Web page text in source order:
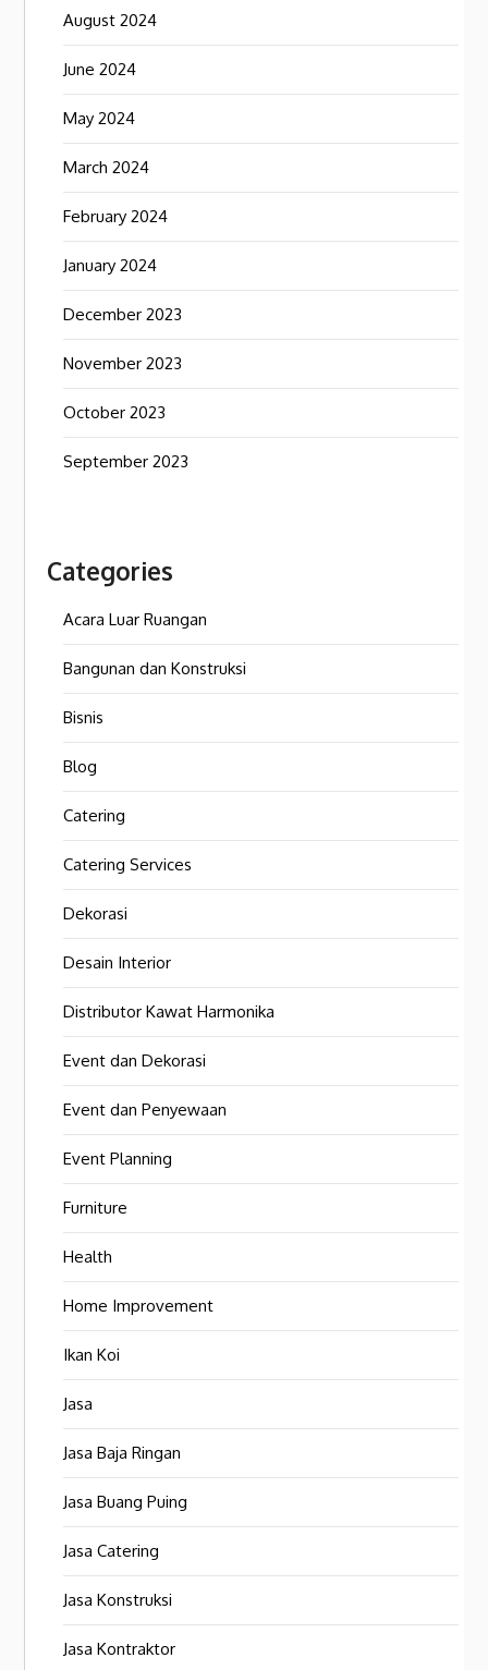
August 2024
June 2024
May 2024
March 2024
February 2024
January 2024
December 2023
November 2023
October 2023
September 2023
Categories
Acara Luar Ruangan
Bangunan dan Konstruksi
Bisnis
Blog
Catering
Catering Services
Dekorasi
Desain Interior
Distributor Kawat Harmonika
Event dan Dekorasi
Event dan Penyewaan
Event Planning
Furniture
Health
Home Improvement
Ikan Koi
Jasa
Jasa Baja Ringan
Jasa Buang Puing
Jasa Catering
Jasa Konstruksi
Jasa Kontraktor